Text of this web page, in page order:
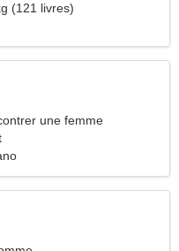
(121 livres)
une femme